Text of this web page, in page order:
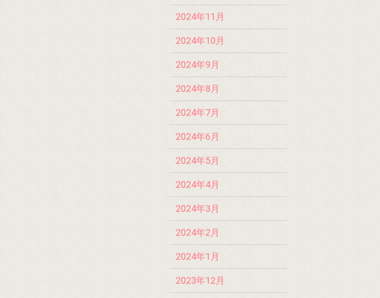
2024年11月
2024年10月
2024年9月
2024年8月
2024年7月
2024年6月
2024年5月
2024年4月
2024年3月
2024年2月
2024年1月
2023年12月